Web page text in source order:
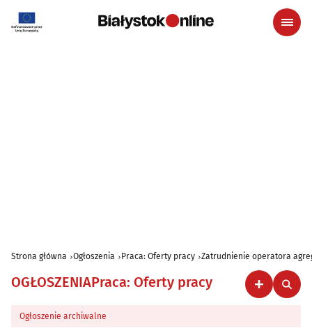
Strona główna Ogłoszenia Praca: Oferty pracy Zatrudnienie operatora
OGŁOSZENIAPraca: Oferty pracy
Ogłoszenie archiwalne